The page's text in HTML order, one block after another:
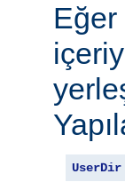
Eğer
UserDir